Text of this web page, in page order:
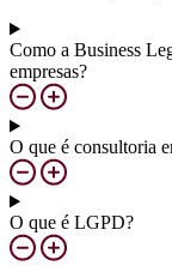
Como a Business
empresas?
O que é consultoria
O que é LGPD?